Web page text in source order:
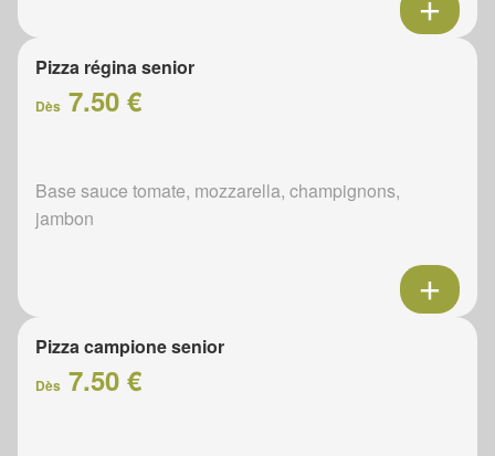
Pizza régina senior
Dès 7.50 €
Base sauce tomate, mozzarella, champignons,
jambon
Pizza campione senior
Dès 7.50 €